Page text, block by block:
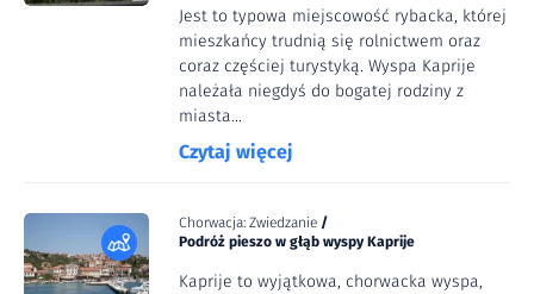
Jest to typowa miejscowość rybacka, której
mieszkańcy trudnią się rolnictwem oraz
coraz częściej turystyką. Wyspa Kaprije
należała niegdyś do bogatej rodziny z
miasta...
Czytaj więcej
Chorwacja: Zwiedzanie /
Podróż pieszo w głąb wyspy Kaprije
Kaprije to wyjątkowa, chorwacka wyspa,